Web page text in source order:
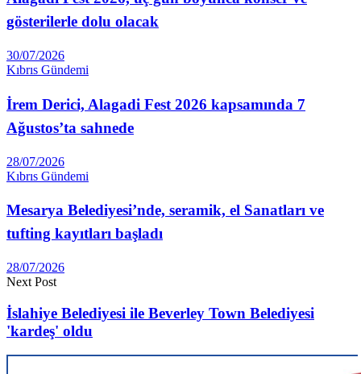
gösterilerle dolu olacak
30/07/2026
Kıbrıs Gündemi
İrem Derici, Alagadi Fest 2026 kapsamında 7
Ağustos’ta sahnede
28/07/2026
Kıbrıs Gündemi
Mesarya Belediyesi’nde, seramik, el Sanatları ve
tufting kayıtları başladı
28/07/2026
Next Post
İslahiye Belediyesi ile Beverley Town Belediyesi
'kardeş' oldu